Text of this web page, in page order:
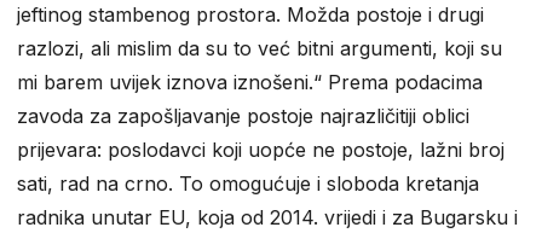
jeftinog stambenog prostora. Možda postoje i drugi
razlozi, ali mislim da su to već bitni argumenti, koji su
mi barem uvijek iznova iznošeni.“ Prema podacima
zavoda za zapošljavanje postoje najrazličitiji oblici
prijevara: poslodavci koji uopće ne postoje, lažni broj
sati, rad na crno. To omogućuje i sloboda kretanja
radnika unutar EU, koja od 2014. vrijedi i za Bugarsku i